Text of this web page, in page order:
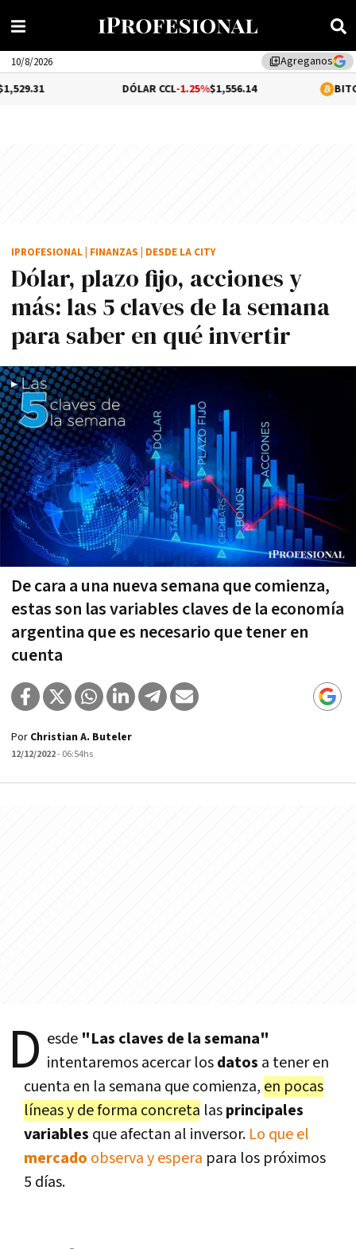
library_addAgreganos
10/8/2026
-1.25%$1,556.14 -0.01%
Dólar, plazo fijo, acciones y
más: las 5 claves de la semana
para saber en qué invertir
De cara a una nueva semana que comienza,
estas son las variables claves de la economía
argentina que es necesario que tener en
cuenta
IPROFESIONAL FINANZAS DESDE LA CITY
Por Christian A. Buteler
12/12/2022- 06:54hs
D esde "Las claves de la semana"
intentaremos acercar losdatos a tener en
cuenta en la semana que comienza, en pocas
líneas y de forma concreta lasprincipales
variables que afectan al inversor. Lo que el
mercado observa y espera para los próximos
5 días.